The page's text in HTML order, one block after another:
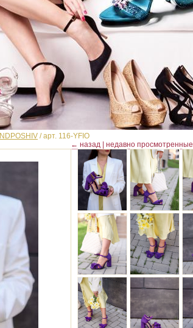
INDPOSHIV /арт. 116-YFIO
← назад
недавно просмотренные